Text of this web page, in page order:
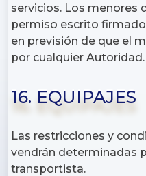
servicios. Los menores
permiso escrito
en previsión de que el
por cualquier Autoridad.
16. EQUIPAJES
Las restricciones y
vendrán determinadas
transportista.